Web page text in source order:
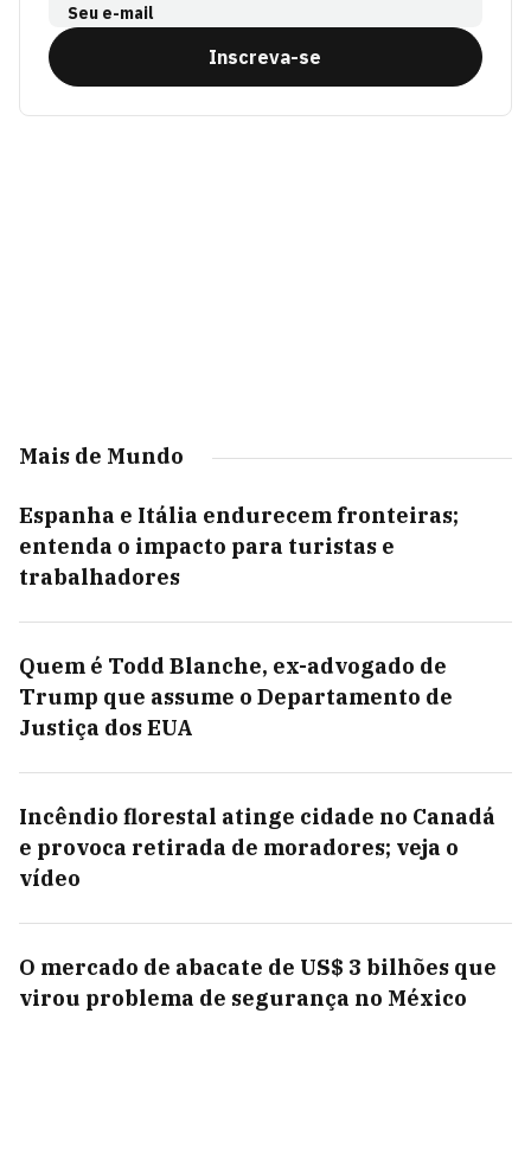
Seu e-mail
Inscreva-se
Mais de Mundo
Espanha e Itália endurecem fronteiras;
entenda o impacto para turistas e
trabalhadores
Quem é Todd Blanche, ex-advogado de
Trump que assume o Departamento de
Justiça dos EUA
Incêndio florestal atinge cidade no Canadá
e provoca retirada de moradores; veja o
vídeo
O mercado de abacate de US$ 3 bilhões que
virou problema de segurança no México